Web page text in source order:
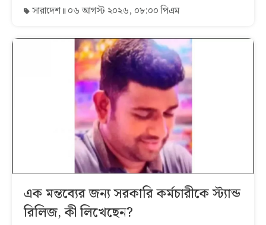
সারাদেশ ০৬ আগস্ট ২০২৬, ০৮:০০ পিএম
এক মন্তব্যের জন্য সরকারি কর্মচারীকে স্ট্যান্ড
রিলিজ, কী লিখেছেন?